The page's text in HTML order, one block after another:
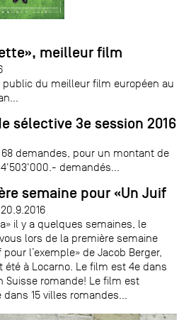
meilleur film
du meilleur film européen au
sélective 3e session 2016
demandes, pour un montant de
demandés...
semaine pour «Un Juif
il y a quelques semaines, le
lors de la première semaine
pour l’exemple» de Jacob Berger,
à Locarno. Le film est 4e dans
Suisse romande! Le film est
15 villes romandes...